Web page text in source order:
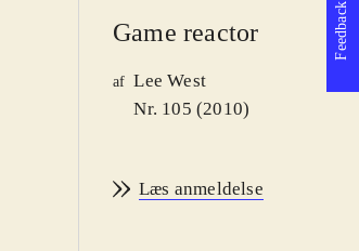
Game reactor
af Lee West
Nr. 105 (2010)
Læs anmeldelse
Feedback